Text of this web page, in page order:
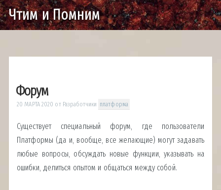
Чтим и Помним
Форум
20 МАРТА 2020 от Разработчики платформа
Существует специальный форум, где пользователи
Платформы (да и, вообще, все желающие) могут задавать
любые вопросы, обсуждать новые функции, указывать на
ошибки, делиться опытом и общаться между собой.